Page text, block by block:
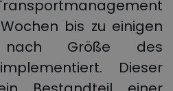
bis zu einigen
Größe des
Dieser